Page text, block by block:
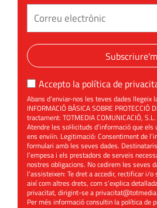
Subscriure'm
Accepto la política de
Abans d’enviar-nos les teves dades llegeix
INFORMACIÓ BÀSICA SOBRE PROTECCIÓ
tractament: TOTMEDIA COMUNICACIÓ,
Atendre les sol·licituds d’informació que
ens enviïn. Legitimació: Consentiment de
formulari amb les seves dades.
l’empesa i els prestadors de serveis
nostres obligacions. No cedirem les seves
l’assisteixen: Te dret a accedir, rectificar i/
així com altres drets, com s’explica
privacitat, dirigint-se a
Per més informació consultin lapolítica de